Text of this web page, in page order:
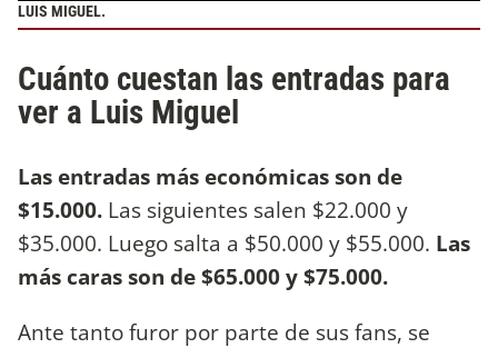
LUIS MIGUEL.
Cuánto cuestan las entradas para
ver a Luis Miguel
Las entradas más económicas son de
$15.000. Las siguientes salen $22.000 y
$35.000. Luego salta a $50.000 y $55.000. Las
más caras son de $65.000 y $75.000.
Ante tanto furor por parte de sus fans, se